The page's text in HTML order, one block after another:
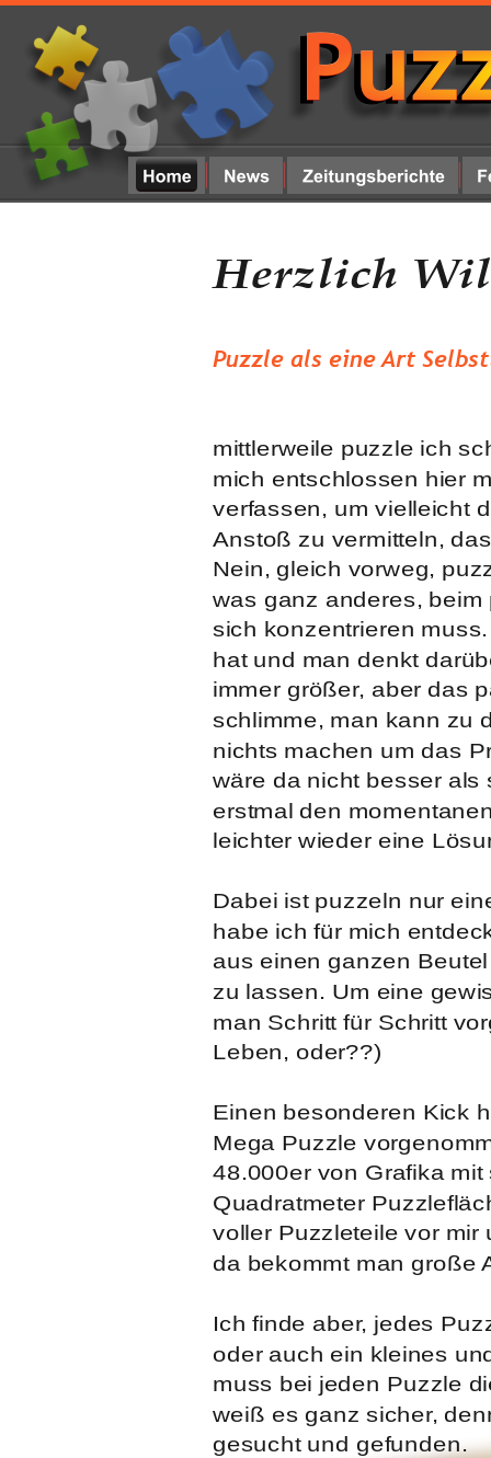
Herzlich
Puzzle als eine Art
mittlerweile puzzle ich
mich entschlossen hier
verfassen, um vielleicht
Anstoß zu vermitteln,
Nein, gleich vorweg,
was ganz anderes,
sich konzentrieren
hat und man denkt
immer größer, aber das
schlimme, man kann zu
nichts machen um das
wäre da nicht besser
erstmal den
leichter wieder eine
Dabei ist puzzeln nur
habe ich für mich
aus einen ganzen
zu lassen. Um eine
man Schritt für Schritt
Leben, oder??)
Einen besonderen Kick
Mega Puzzle
48.000er von Grafika
Quadratmeter
voller Puzzleteile vor
da bekommt man große
Ich finde aber, jedes
oder auch ein kleines
muss bei jeden Puzzle
weiß es ganz sicher,
gesucht und gefunden.